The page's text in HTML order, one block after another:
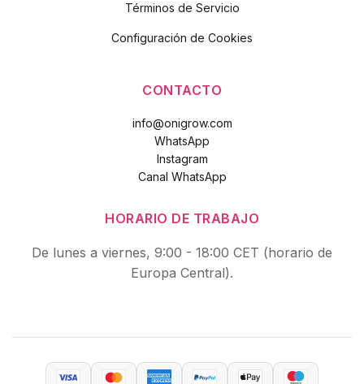
Términos de Servicio
Configuración de Cookies
CONTACTO
info@onigrow.com
WhatsApp
Instagram
Canal WhatsApp
HORARIO DE TRABAJO
De lunes a viernes, 9:00 - 18:00 CET (horario de
Europa Central).